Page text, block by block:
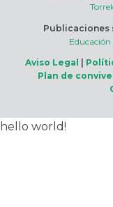
Publicaciones
Aviso Legal
Plan de
hello world!